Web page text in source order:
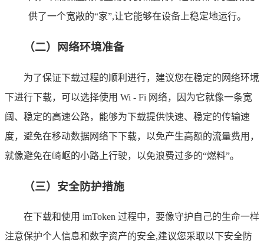
供了一个宽敞的“家”,让它能够在设备上稳定地运行。
（二）网络环境准备
为了保证下载过程的顺利进行，建议您在稳定的网络环境
下进行下载，可以选择使用 Wi - Fi 网络，因为它就像一条宽
阔、稳定的高速公路，能够为下载提供快速、稳定的传输速
度，避免在移动数据网络下下载，以免产生高额的流量费用，
就像避免在崎岖的小路上行驶，以免浪费过多的“燃料”。
（三）安全防护措施
在下载和使用 imToken 过程中，要像守护自己的生命一样
注意保护个人信息和数字资产的安全,建议您采取以下安全防